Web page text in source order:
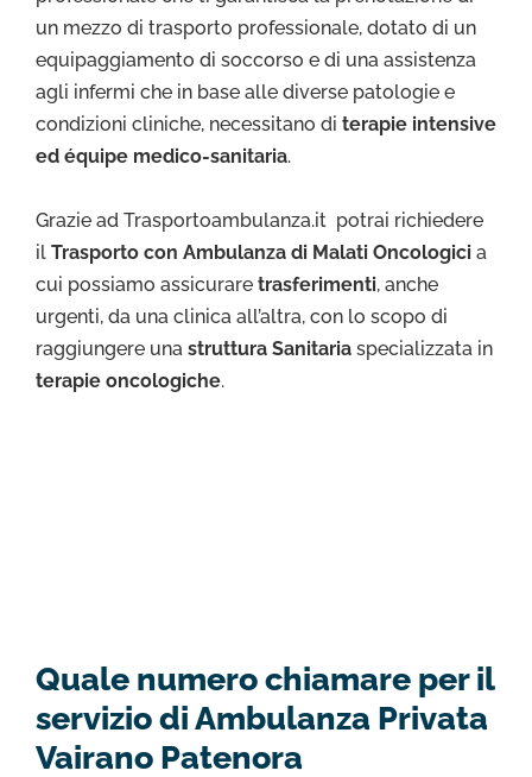
un mezzo di trasporto professionale, dotato di un
equipaggiamento di soccorso e di una assistenza
agli infermi che in base alle diverse patologie e
condizioni cliniche, necessitano di terapie intensive
ed équipe medico-sanitaria.
Grazie ad Trasportoambulanza.it potrai richiedere
il Trasporto con Ambulanza di Malati Oncologici a
cui possiamo assicurare trasferimenti, anche
urgenti, da una clinica all’altra, con lo scopo di
raggiungere una struttura Sanitaria specializzata in
terapie oncologiche.
Quale numero chiamare per il
servizio di Ambulanza Privata
Vairano Patenora